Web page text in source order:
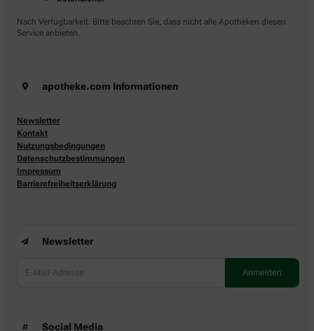
Nach Verfügbarkeit. Bitte beachten Sie, dass nicht alle Apotheken diesen
Service anbieten.
apotheke.com Informationen
Newsletter
Kontakt
Nutzungsbedingungen
Datenschutzbestimmungen
Impressum
Barrierefreiheitserklärung
Newsletter
Social Media